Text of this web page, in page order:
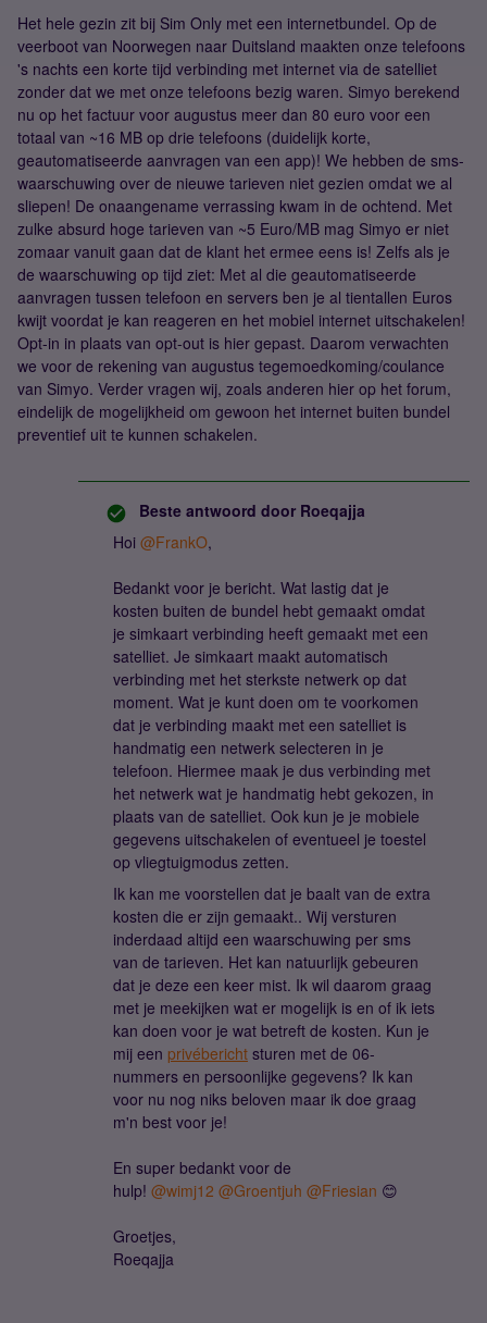
Het hele gezin zit bij Sim Only met een internetbundel. Op de
veerboot van Noorwegen naar Duitsland maakten onze telefoons
's nachts een korte tijd verbinding met internet via de satelliet
zonder dat we met onze telefoons bezig waren. Simyo berekend
nu op het factuur voor augustus meer dan 80 euro voor een
totaal van ~16 MB op drie telefoons (duidelijk korte,
geautomatiseerde aanvragen van een app)! We hebben de sms-
waarschuwing over de nieuwe tarieven niet gezien omdat we al
sliepen! De onaangename verrassing kwam in de ochtend. Met
zulke absurd hoge tarieven van ~5 Euro/MB mag Simyo er niet
zomaar vanuit gaan dat de klant het ermee eens is! Zelfs als je
de waarschuwing op tijd ziet: Met al die geautomatiseerde
aanvragen tussen telefoon en servers ben je al tientallen Euros
kwijt voordat je kan reageren en het mobiel internet uitschakelen!
Opt-in in plaats van opt-out is hier gepast. Daarom verwachten
we voor de rekening van augustus tegemoedkoming/coulance
van Simyo. Verder vragen wij, zoals anderen hier op het forum,
eindelijk de mogelijkheid om gewoon het internet buiten bundel
preventief uit te kunnen schakelen.
Beste antwoord door Roeqajja
Hoi @FrankO,
Bedankt voor je bericht. Wat lastig dat je
kosten buiten de bundel hebt gemaakt omdat
je simkaart verbinding heeft gemaakt met een
satelliet. Je simkaart maakt automatisch
verbinding met het sterkste netwerk op dat
moment. Wat je kunt doen om te voorkomen
dat je verbinding maakt met een satelliet is
handmatig een netwerk selecteren in je
telefoon. Hiermee maak je dus verbinding met
het netwerk wat je handmatig hebt gekozen, in
plaats van de satelliet. Ook kun je je mobiele
gegevens uitschakelen of eventueel je toestel
op vliegtuigmodus zetten.
Ik kan me voorstellen dat je baalt van de extra
kosten die er zijn gemaakt.. Wij versturen
inderdaad altijd een waarschuwing per sms
van de tarieven. Het kan natuurlijk gebeuren
dat je deze een keer mist. Ik wil daarom graag
met je meekijken wat er mogelijk is en of ik iets
kan doen voor je wat betreft de kosten. Kun je
mij een privébericht sturen met de 06-
nummers en persoonlijke gegevens? Ik kan
voor nu nog niks beloven maar ik doe graag
m'n best voor je!
En super bedankt voor de
hulp! @wimj12 @Groentjuh @Friesian 😊
Groetjes,
Roeqajja